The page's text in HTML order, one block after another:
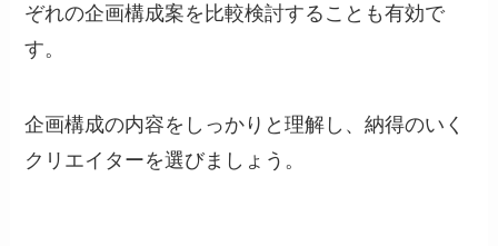
ぞれの企画構成案を比較検討することも有効で
す。
企画構成の内容をしっかりと理解し、納得のいく
クリエイターを選びましょう。